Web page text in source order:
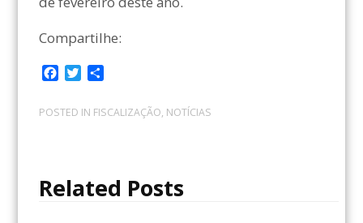
Compartilhe:
c
e
k
i
t
m
p
i
POSTED IN FISCALIZAÇÃO, NOTÍCIAS
Related Posts